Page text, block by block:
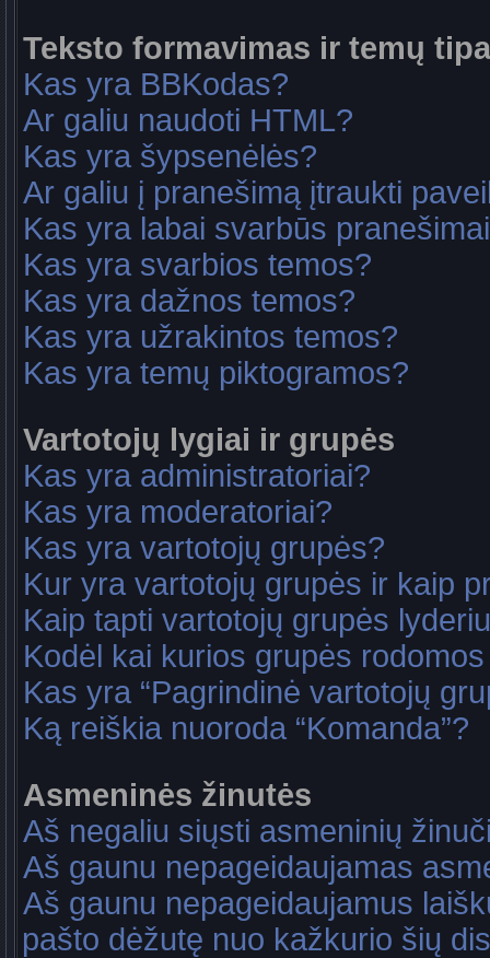
Teksto formavimas ir temų
Kas yra BBKodas?
Ar galiu naudoti HTML?
Kas yra šypsenėlės?
Ar galiu į pranešimą įtraukti
Kas yra labai svarbūs
Kas yra svarbios temos?
Kas yra dažnos temos?
Kas yra užrakintos temos?
Kas yra temų piktogramos?
Vartotojų lygiai ir grupės
Kas yra administratoriai?
Kas yra moderatoriai?
Kas yra vartotojų grupės?
Kur yra vartotojų grupės ir kaip
Kaip tapti vartotojų grupės
Kodėl kai kurios grupės
Kas yra “Pagrindinė vartotojų
Ką reiškia nuoroda “Komanda”?
Asmeninės žinutės
Aš negaliu siųsti asmeninių
Aš gaunu nepageidaujamas
Aš gaunu nepageidaujamus
pašto dėžutę nuo kažkurio šių